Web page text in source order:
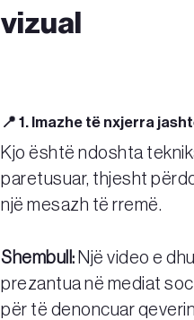
vizual
📍 1. Imazhe të nxjerra
Kjo është ndoshta
paretusuar, thjesht
një mesazh të rremë.
Shembull: Një video e
prezantua në mediat
për të denoncuar